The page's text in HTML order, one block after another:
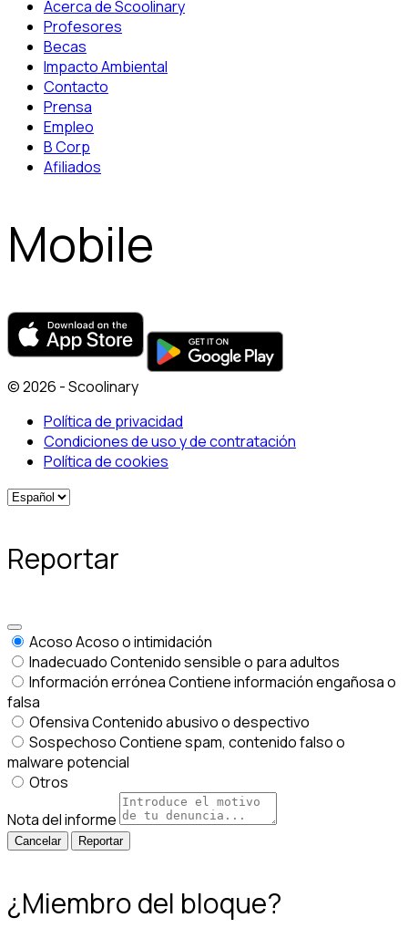
Acerca de Scoolinary
Profesores
Becas
Impacto Ambiental
Contacto
Prensa
Empleo
B Corp
Afiliados
Mobile
© 2026 - Scoolinary
Política de privacidad
Condiciones de uso y de contratación
Política de cookies
Reportar
AcosoAcoso o intimidación
InadecuadoContenido sensible o para adultos
Información erróneaContiene información engañosa o
falsa
OfensivaContenido abusivo o despectivo
SospechosoContiene spam, contenido falso o
malware potencial
Otros
Nota del informe
Reportar
¿Miembro del bloque?